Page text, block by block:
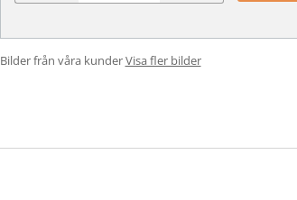
Bilder från våra kunderVisa fler bilder